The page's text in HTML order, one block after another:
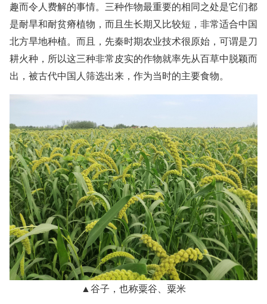
趣而令人费解的事情。三种作物最重要的相同之处是它们都
是耐旱和耐贫瘠植物，而且生长期又比较短，非常适合中国
北方旱地种植。而且，先秦时期农业技术很原始，可谓是刀
耕火种，所以这三种非常皮实的作物就率先从百草中脱颖而
出，被古代中国人筛选出来，作为当时的主要食物。
▲谷子，也称粟谷、粟米